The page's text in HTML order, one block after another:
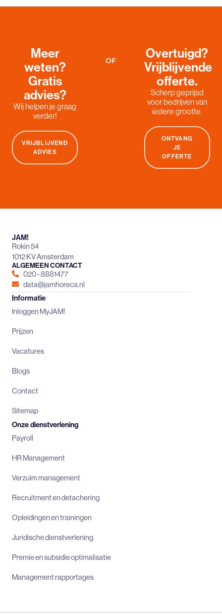
Meer
weten?
Gratis
advies?
Wij helpen je graag
verder!
VRIJBLIJVEND
ADVIES
OF
Overtuigd?
Vrijblijvende
offerte.
Scherp geprijsd
voor bedrijven van
iedere grootte.
ONTVANG
JE
OFFERTE
JAM!
Rokin 54
1012 KV Amsterdam
ALGEMEEN CONTACT
020 - 8881477
data@jamhoreca.nl
Informatie
Inloggen MyJAM!
Prijzen
Vacatures
Blogs
Contact
Sitemap
Onze dienstverlening
Payroll
HR Management
Verzuim management
Recruitment en detachering
Opleidingen en trainingen
Juridische dienstverlening
Premie en subsidie optimalisatie
Management rapportages